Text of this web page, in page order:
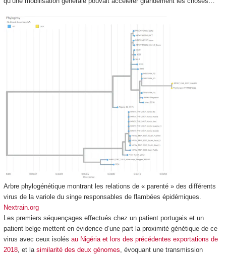
Arbre phylogénétique montrant les relations de « parenté » des différents
virus de la variole du singe responsables de flambées épidémiques.
Nextrain.org
Les premiers séquençages effectués chez un patient portugais et un
patient belge mettent en évidence d’une part la proximité génétique de ce
virus avec ceux isolés au Nigéria et lors des précédentes exportations de
2018, et la similarité des deux génomes, évoquant une transmission